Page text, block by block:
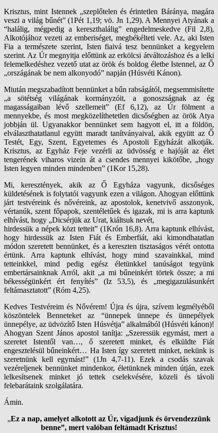
Krisztus, mint Istennek „szeplőtelen és érintetlen Báránya, magára
veszi a világ bűnét” (1Pét 1,19; vö. Jn 1,29). A Mennyei Atyának a
“halálig, mégpedig a kereszthalálig” engedelmeskedve (Fil 2,8),
Alkotójához vezeti az emberiséget, megbékélteti vele. Az, aki Isten
Fia a természete szerint, Isten fiaivá tesz bennünket a kegyelem
szerint. Az Úr megnyitja előttünk az erkölcsi átváltozáshoz és a lelki
felemelkedéshez vezető utat az örök és boldog életbe Istennel, az Ő
„országának be nem alkonyodó” napján (Húsvéti Kánon).
Miután megszabadított bennünket a bűn rabságától, megsemmisítette
„a sötétség világának kormányzóit, a gonoszságnak az ég
magasságaiban lévő szellemeit” (Ef 6,12), az Úr fölment a
mennyekbe, és most megközelíthetetlen dicsőségben az örök Atya
jobbján ül. Ugyanakkor bennünket sem hagyott el, itt a földön,
elválaszthatatlanul együtt maradt tanítványaival, akik együtt az Ő
Testét, Egy, Szent, Egyetemes és Apostoli Egyházát alkotják.
Krisztus, az Egyház Feje vezérli az üdvösség e hajóját az élet
tengerének viharos vizein át a csendes mennyei kikötőbe, „hogy
Isten legyen minden mindenben” (1Kor 15,28).
Mi, keresztények, akik az Ő Egyháza vagyunk, dicsőséges
küldetésének is folytatói vagyunk ezen a világon. Ahogyan előttünk
járt testvéreink és nővéreink, az apostolok, kenetvivő asszonyok,
vértanúk, szent főpapok, szentéletűek és igazak, mi is arra kaptunk
elhívást, hogy „Dicsérjük az Urat, kiáltsuk nevét,
hirdessük a népek közt tetteit” (1Krón 16,8). Arra kaptunk elhívást,
hogy hirdessük az Isten Fiát és Emberfiát, aki kimondhatatlan
módon szeretett bennünket, és a kereszten tisztaságos vérét ontotta
értünk. Arra kaptunk elhívást, hogy mind szavainkkal, mind
tetteinkkel, mind pedig egész életünkkel tanúságot tegyünk
embertársainknak Arról, akit „a mi bűneinkért törtek össze; a mi
békességünkért ért fenyítés” (Iz 53,5), és „megigazulásunkért
feltámasztatott” (Róm 4,25).
Kedves Testvéreim és Nővérem! Újra és újra, szívem legmélyéből
köszöntelek Benneteket az “ünnepek ünnepe és ünnepélyek
ünnepélye, az üdvözítő Isten Húsvétja” alkalmából (Húsvéti kánon)!
Ahogyan Szent János apostol tanítja: „Szeressük egymást, mert a
szeretet Istentől van…, ő szeretett minket, és elküldte Fiát
engesztelésül bűneinkért… Ha Isten így szeretett minket, nekünk is
szeretnünk kell egymást!” (1Jn 4,7-11). Ezek a csodás szavak
vezéreljenek bennünket mindenkor, életünknek minden útján, ezek
lelkesítsenek minket jó tettek cselekvésére, közeli és távoli
felebarátaink szolgálatára.
Ámin.
„Ez a nap, amelyet alkotott az Úr, vigadjunk és örvendezzünk
benne”, mert valóban feltámadt Krisztus!